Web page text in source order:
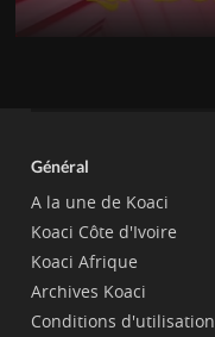
Général
A la une de Koaci
Koaci Côte d'Ivoire
Koaci Afrique
Archives Koaci
Conditions d'utilisation